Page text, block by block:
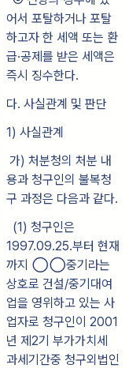
어서 포탈하거나 포탈
하고자 한 세액 또는 환
급·공제를 받은 세액은
즉시 징수한다.
다. 사실관계 및 판단
1) 사실관계
가) 처분청의 처분 내
용과 청구인의 불복청
구 과정은 다음과 같다.
(1) 청구인은
1997.09.25.부터 현재
까지 ◯◯중기 라는
상호로 건설/중기대여
업을 영위하고 있는 사
업자로 청구인이 2001
년 제2기 부가가치세
과세기간중 청구외법인